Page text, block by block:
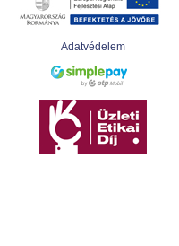
Adatvédelem